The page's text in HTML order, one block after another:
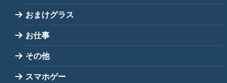
おまけグラス
お仕事
その他
スマホゲー